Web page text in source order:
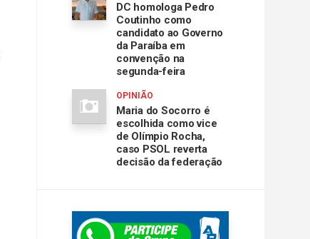
DC homologa Pedro
Coutinho como
candidato ao Governo
da Paraíba em
convenção na
segunda-feira
OPINIÃO
Maria do Socorro é
escolhida como vice
de Olímpio Rocha,
caso PSOL reverta
decisão da federação